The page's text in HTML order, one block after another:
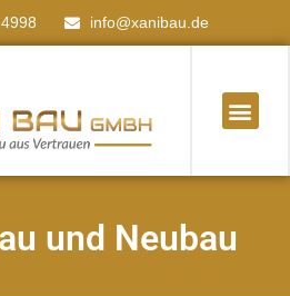
info@xanibau.de
und Neubau